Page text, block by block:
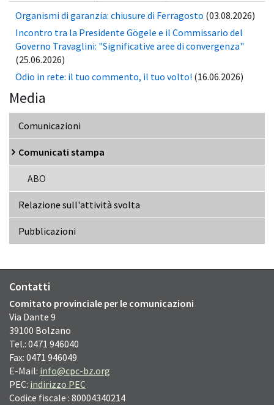
Organismi di garanzia: chiusure di Ferragosto (03.08.2026)
Incontro tra la Presidente Gögele e il Commissario del
Governo Travaglini: "Significative aree di convergenza"
(25.06.2026)
Odio in rete: il tuo commento, il tuo volto! (16.06.2026)
Media
Comunicazioni
Comunicati stampa
ABO
Relazione sull'attività svolta
Pubblicazioni
Contatti
Comitato provinciale per le comunicazioni
Via Dante 9
39100 Bolzano
Tel.: 0471 946040
Fax: 0471 946049
E-Mail: info@cpc-bz.org
PEC: indirizzo PEC
Codice fiscale : 80004340214